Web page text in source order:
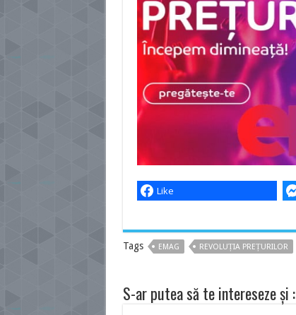
Like
Tags EMAG REVOLUȚIA PREȚURILOR
S-ar putea să te intereseze și :